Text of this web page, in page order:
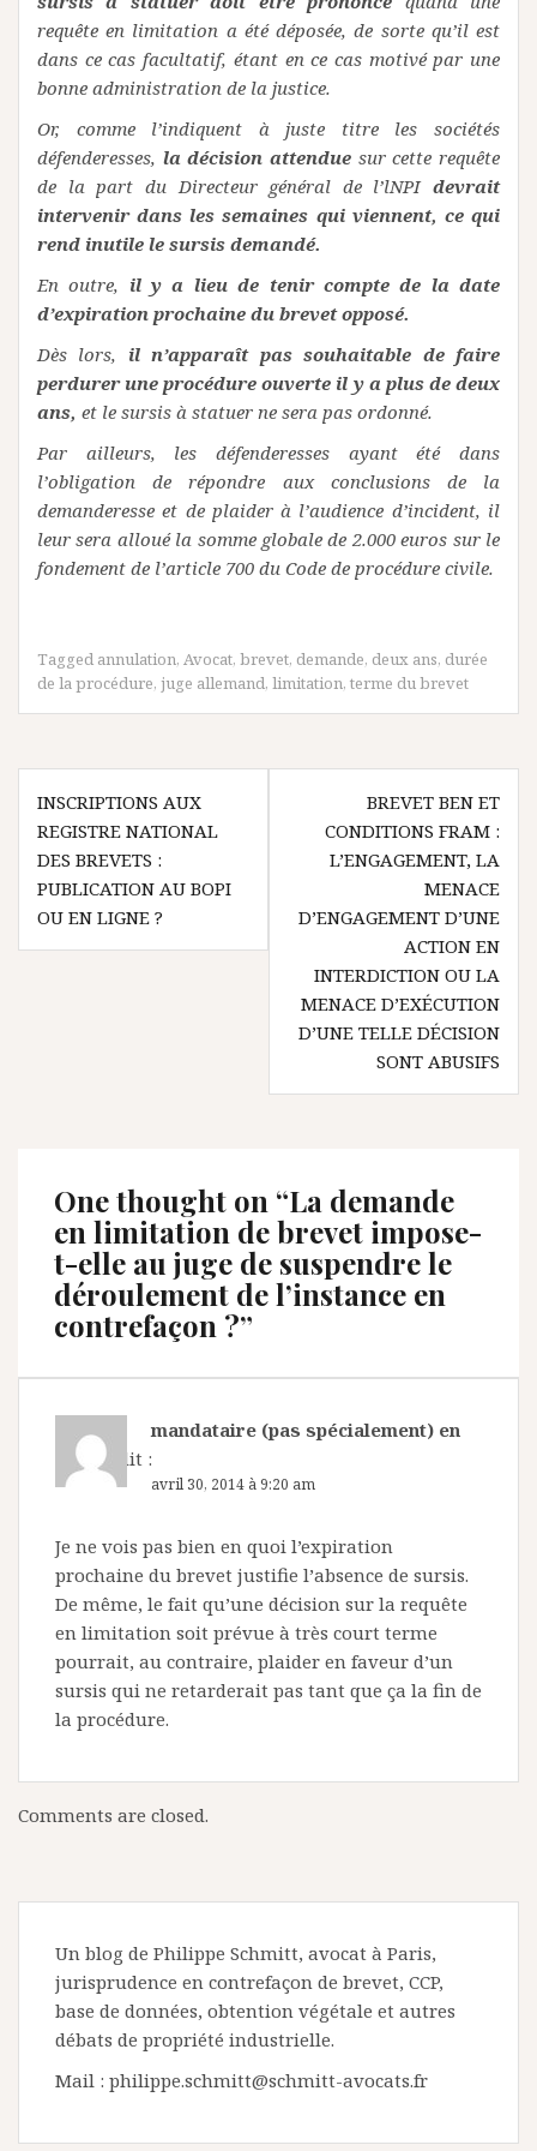
requête en limitation a été déposée, de sorte qu’il est
dans ce cas facultatif, étant en ce cas motivé par une
bonne administration de la justice.
Or, comme l’indiquent à juste titre les sociétés
défenderesses, la décision attendue sur cette requête
de la part du Directeur général de l’lNPI devrait
intervenir dans les semaines qui viennent, ce qui
rend inutile le sursis demandé.
En outre, il y a lieu de tenir compte de la date
d’expiration prochaine du brevet opposé.
Dès lors, il n’apparaît pas souhaitable de faire
perdurer une procédure ouverte il y a plus de deux
ans, et le sursis à statuer ne sera pas ordonné.
Par ailleurs, les défenderesses ayant été dans
l’obligation de répondre aux conclusions de la
demanderesse et de plaider à l’audience d’incident, il
leur sera alloué la somme globale de 2.000 euros sur le
fondement de l’article 700 du Code de procédure civile.
Tagged annulation, Avocat, brevet, demande, deux ans, durée
de la procédure, juge allemand, limitation, terme du brevet
Navigation
de
l’article
INSCRIPTIONS AUX
REGISTRE NATIONAL
DES BREVETS :
PUBLICATION AU BOPI
OU EN LIGNE ?
BREVET BEN ET
CONDITIONS FRAM :
L’ENGAGEMENT, LA
MENACE
D’ENGAGEMENT D’UNE
ACTION EN
INTERDICTION OU LA
MENACE D’EXÉCUTION
D’UNE TELLE DÉCISION
SONT ABUSIFS
One thought on “La demande
en limitation de brevet impose-
t-elle au juge de suspendre le
déroulement de l’instance en
contrefaçon ?”
mandataire (pas spécialement) en
colère
dit :
avril 30, 2014 à 9:20 am
Je ne vois pas bien en quoi l’expiration
prochaine du brevet justifie l’absence de sursis.
De même, le fait qu’une décision sur la requête
en limitation soit prévue à très court terme
pourrait, au contraire, plaider en faveur d’un
sursis qui ne retarderait pas tant que ça la fin de
la procédure.
Comments are closed.
Un blog de Philippe Schmitt, avocat à Paris,
jurisprudence en contrefaçon de brevet, CCP,
base de données, obtention végétale et autres
débats de propriété industrielle.
Mail : philippe.schmitt@schmitt-avocats.fr